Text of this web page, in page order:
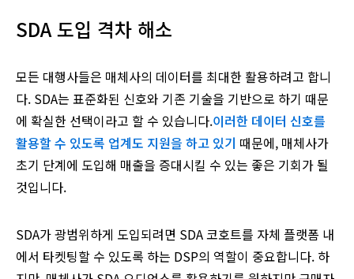
SDA 도입 격차 해소
모든 대행사들은 매체사의 데이터를 최대한 활용하려고 합니
다. SDA는 표준화된 신호와 기존 기술을 기반으로 하기 때문
에 확실한 선택이라고 할 수 있습니다.이러한 데이터 신호를
활용할 수 있도록 업계도 지원을 하고 있기 때문에, 매체사가
초기 단계에 도입해 매출을 증대시킬 수 있는 좋은 기회가 될
것입니다.
SDA가 광범위하게 도입되려면 SDA 코호트를 자체 플랫폼 내
에서 타켓팅할 수 있도록 하는 DSP의 역할이 중요합니다. 하